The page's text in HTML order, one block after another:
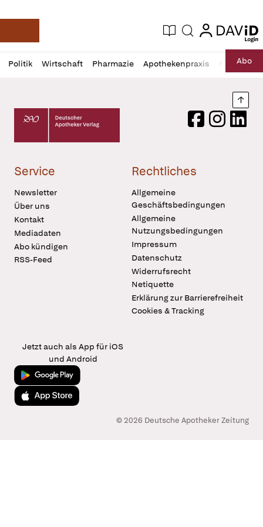
Deutsche Apotheker Zeitung
Aktuelle Ausgabe
Suche login
login
Politik Wirtschaft Pharmazie Apothekenpraxis RechtAbo
Profil
öffnen
Daz
Pur
Deutscher Apotheker Verlag Logo
FacebookInstagram
Service
Newsletter
Über uns
Kontakt
Mediadaten
Abo kündigen
RSS-Feed
Rechtliches
Allgemeine
Geschäftsbedingungen
Allgemeine
Nutzungsbedingungen
Impressum
Datenschutz
Widerrufsrecht
Netiquette
Erklärung zur Barrierefreiheit
Cookies & Tracking
Jetzt auch als App für iOS
und Android
Jetzt bei Google Play
Laden im App Store
© 2026 Deutsche Apotheker Zeitung